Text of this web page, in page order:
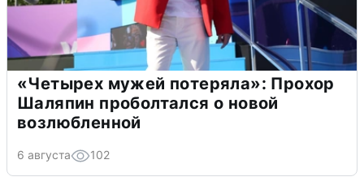
«Четырех мужей потеряла»: Прохор
Шаляпин проболтался о новой
возлюбленной
6 августа 102